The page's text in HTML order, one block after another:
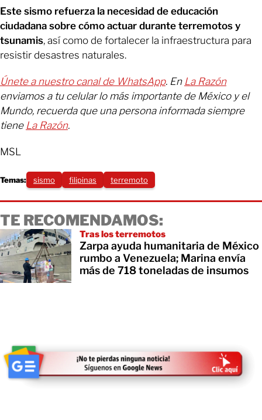
Este sismo refuerza la necesidad de educación
ciudadana sobre cómo actuar durante terremotos y
tsunamis, así como de fortalecer la infraestructura para
resistir desastres naturales.
Únete a nuestro canal de WhatsApp. En La Razón
enviamos a tu celular lo más importante de México y el
Mundo, recuerda que una persona informada siempre
tiene La Razón.
MSL
Temas: sismo filipinas terremoto
TE RECOMENDAMOS:
Tras los terremotos
Zarpa ayuda humanitaria de México
rumbo a Venezuela; Marina envía
más de 718 toneladas de insumos